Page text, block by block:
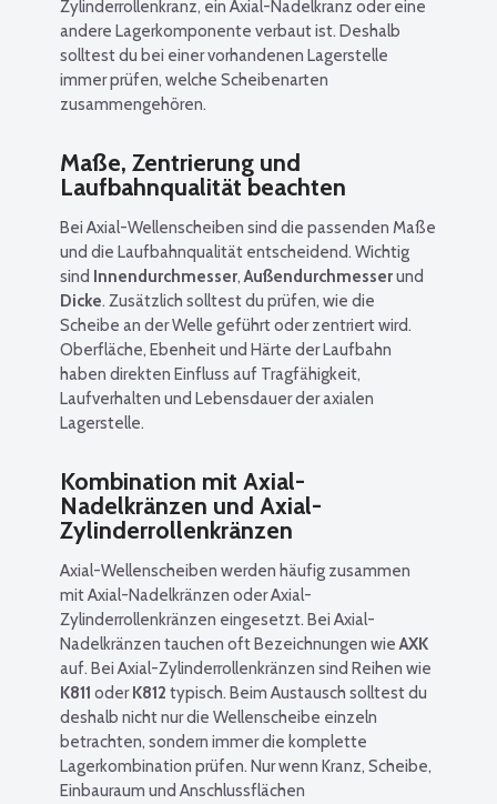
Zylinderrollenkranz, ein Axial-Nadelkranz oder eine
andere Lagerkomponente verbaut ist. Deshalb
solltest du bei einer vorhandenen Lagerstelle
immer prüfen, welche Scheibenarten
zusammengehören.
Maße, Zentrierung und
Laufbahnqualität beachten
Bei Axial-Wellenscheiben sind die passenden Maße
und die Laufbahnqualität entscheidend. Wichtig
sind Innendurchmesser,Außendurchmesserund
Dicke. Zusätzlich solltest du prüfen, wie die
Scheibe an der Welle geführt oder zentriert wird.
Oberfläche, Ebenheit und Härte der Laufbahn
haben direkten Einfluss auf Tragfähigkeit,
Laufverhalten und Lebensdauer der axialen
Lagerstelle.
Kombination mit Axial-
Nadelkränzen und Axial-
Zylinderrollenkränzen
Axial-Wellenscheiben werden häufig zusammen
mit Axial-Nadelkränzen oder Axial-
Zylinderrollenkränzen eingesetzt. Bei Axial-
Nadelkränzen tauchen oft Bezeichnungen wieAXK
auf. Bei Axial-Zylinderrollenkränzen sind Reihen wie
K811 oderK812 typisch. Beim Austausch solltest du
deshalb nicht nur die Wellenscheibe einzeln
betrachten, sondern immer die komplette
Lagerkombination prüfen. Nur wenn Kranz, Scheibe,
Einbauraum und Anschlussflächen